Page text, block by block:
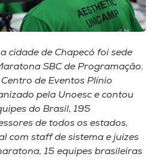
cidade de Chapecó foi sede
SBC de Programação.
de Eventos Plínio
pela Unoesc e contou
do Brasil, 195
de todos os estados,
com staff de sistema e juízes
15 equipes brasileiras